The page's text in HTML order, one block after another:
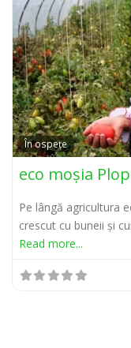
În ospețe
eco moșia Plop
Pe lângă agricultura
crescut cu buneii și
Read more...